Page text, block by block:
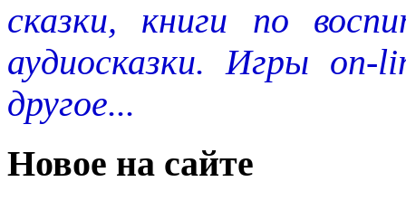
сказки, книги по
аудиосказки. Игры
другое...
Новое на сайте